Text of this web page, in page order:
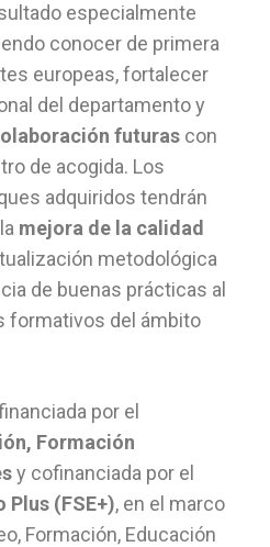
especialmente
conocer de primera
europeas, fortalecer
del departamento y
futuras con
de acogida. Los
adquiridos tendrán
mejora de la calidad
metodológica
de buenas prácticas al
formativos del ámbito
por el
Formación
y cofinanciada por el
Plus (FSE+), en el marco
Formación, Educación